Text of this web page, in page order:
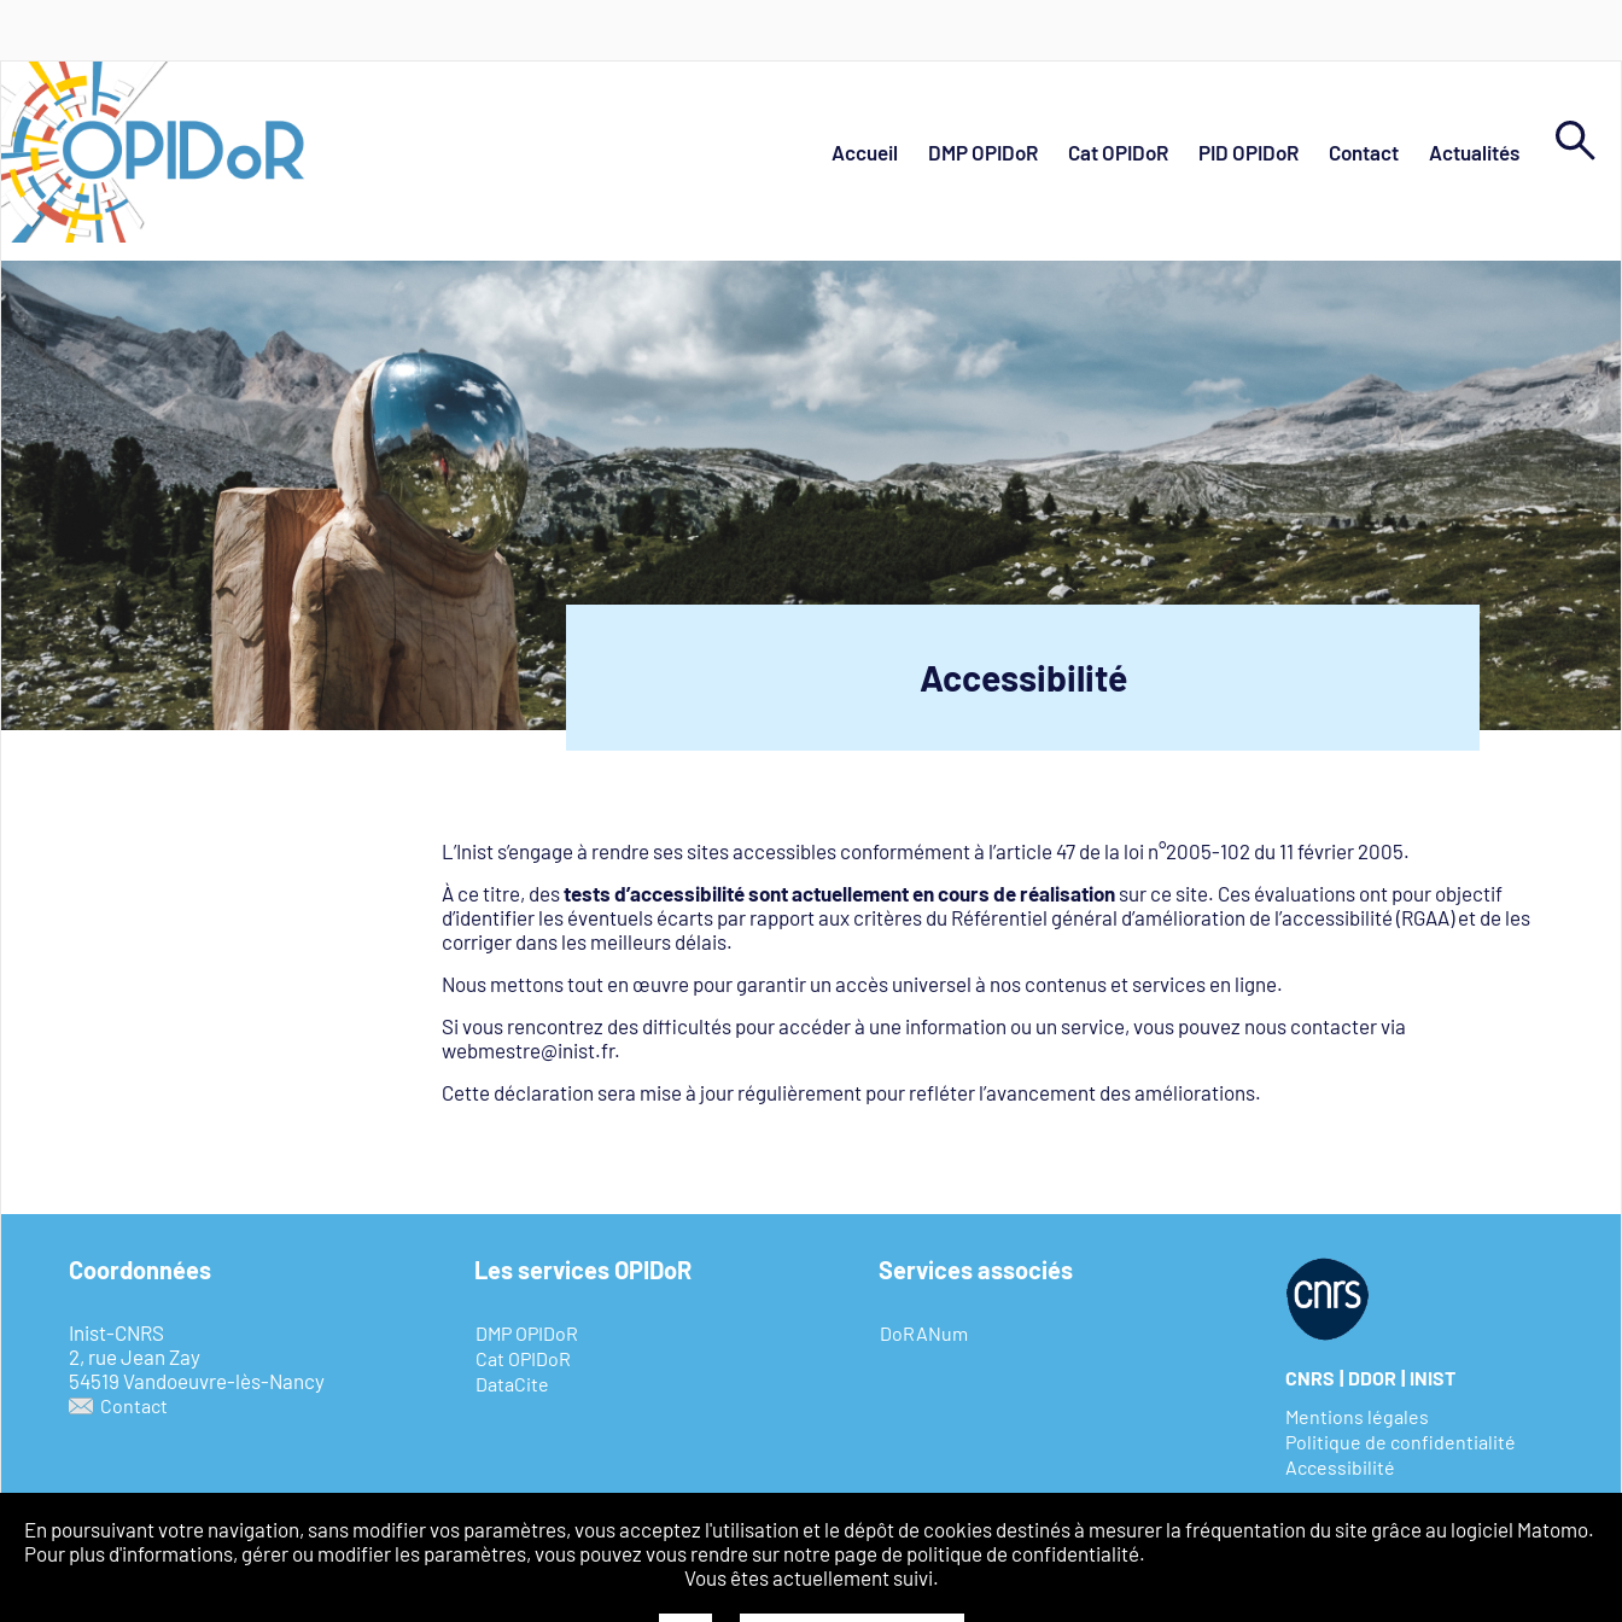
Accueil DMP OPIDoR Cat OPIDoR PID OPIDoR Contact Actualités
Accessibilité
L’Inist s’engage à rendre ses sites accessibles conformément à l’article 47 de la loi n°2005-102 du 11 février 2005.
À ce titre, destests d’accessibilité sont actuellement en cours de réalisation sur ce site. Ces évaluations ont pour objectif
d’identifier les éventuels écarts par rapport aux critères du Référentiel général d’amélioration de l’accessibilité (RGAA) et de les
corriger dans les meilleurs délais.
Nous mettons tout en œuvre pour garantir un accès universel à nos contenus et services en ligne.
Si vous rencontrez des difficultés pour accéder à une information ou un service, vous pouvez nous contacter via
webmestre@inist.fr.
Cette déclaration sera mise à jour régulièrement pour refléter l’avancement des améliorations.
Coordonnées
Inist-CNRS
2, rue Jean Zay
54519 Vandoeuvre-lès-Nancy
Contact
Les services OPIDoR
DMP OPIDoR
Cat OPIDoR
DataCite
Services associés
DoRANum
CNRS | DDOR | INIST
Mentions légales
Politique de confidentialité
Accessibilité
En poursuivant votre navigation, sans modifier vos paramètres, vous acceptez l'utilisation et le dépôt de cookies destinés à mesurer la fréquentation du site grâce au logiciel Matomo.
Pour plus d'informations, gérer ou modifier les paramètres, vous pouvez vous rendre sur notre page de politique de confidentialité.
Vous êtes actuellement suivi.